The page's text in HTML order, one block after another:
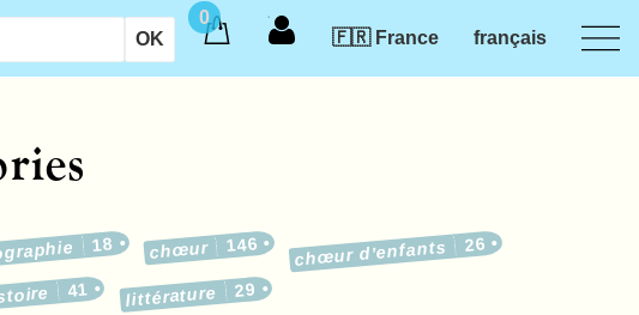
0
🇫🇷 France
français
18 chœur 146 chœur d’enfants 26
41 littérature 29